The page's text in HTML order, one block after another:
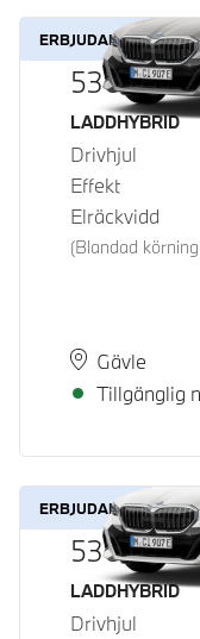
ERBJUDANDE
530e
Bränsle
LADDHYBRID
Drivhjul
Effekt
Elräckvidd
(Blandad
PlatsGävle
Leveranstid
Tillgänglig
ERBJUDANDE
530e
Bränsle
LADDHYBRID
Drivhjul